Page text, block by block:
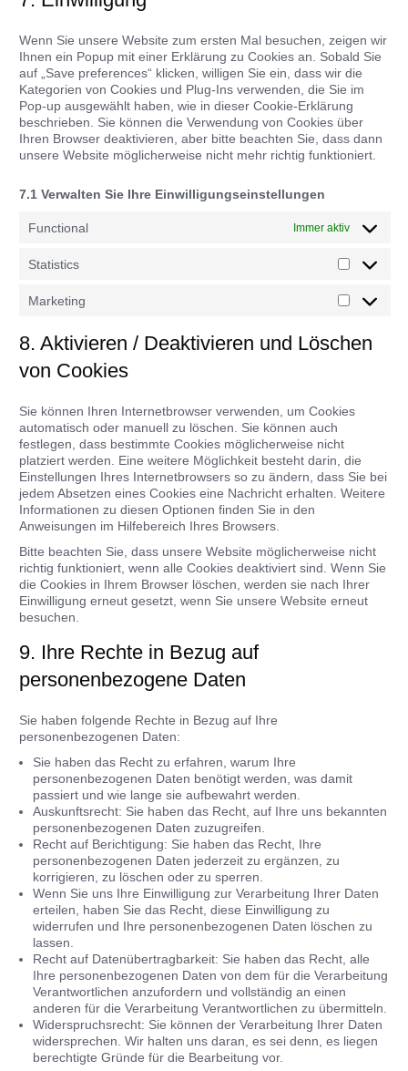
Wenn Sie unsere Website zum ersten Mal besuchen, zeigen wir
Ihnen ein Popup mit einer Erklärung zu Cookies an. Sobald Sie
auf „Save preferences“ klicken, willigen Sie ein, dass wir die
Kategorien von Cookies und Plug-Ins verwenden, die Sie im
Pop-up ausgewählt haben, wie in dieser Cookie-Erklärung
beschrieben. Sie können die Verwendung von Cookies über
Ihren Browser deaktivieren, aber bitte beachten Sie, dass dann
unsere Website möglicherweise nicht mehr richtig funktioniert.
7.1 Verwalten Sie Ihre Einwilligungseinstellungen
Functional Immer aktiv
Statistics
Statistics
Marketing
Marketing
8. Aktivieren / Deaktivieren und Löschen
von Cookies
Sie können Ihren Internetbrowser verwenden, um Cookies
automatisch oder manuell zu löschen. Sie können auch
festlegen, dass bestimmte Cookies möglicherweise nicht
platziert werden. Eine weitere Möglichkeit besteht darin, die
Einstellungen Ihres Internetbrowsers so zu ändern, dass Sie bei
jedem Absetzen eines Cookies eine Nachricht erhalten. Weitere
Informationen zu diesen Optionen finden Sie in den
Anweisungen im Hilfebereich Ihres Browsers.
Bitte beachten Sie, dass unsere Website möglicherweise nicht
richtig funktioniert, wenn alle Cookies deaktiviert sind. Wenn Sie
die Cookies in Ihrem Browser löschen, werden sie nach Ihrer
Einwilligung erneut gesetzt, wenn Sie unsere Website erneut
besuchen.
9. Ihre Rechte in Bezug auf
personenbezogene Daten
Sie haben folgende Rechte in Bezug auf Ihre
personenbezogenen Daten:
Sie haben das Recht zu erfahren, warum Ihre
personenbezogenen Daten benötigt werden, was damit
passiert und wie lange sie aufbewahrt werden.
Auskunftsrecht: Sie haben das Recht, auf Ihre uns bekannten
personenbezogenen Daten zuzugreifen.
Recht auf Berichtigung: Sie haben das Recht, Ihre
personenbezogenen Daten jederzeit zu ergänzen, zu
korrigieren, zu löschen oder zu sperren.
Wenn Sie uns Ihre Einwilligung zur Verarbeitung Ihrer Daten
erteilen, haben Sie das Recht, diese Einwilligung zu
widerrufen und Ihre personenbezogenen Daten löschen zu
lassen.
Recht auf Datenübertragbarkeit: Sie haben das Recht, alle
Ihre personenbezogenen Daten von dem für die Verarbeitung
Verantwortlichen anzufordern und vollständig an einen
anderen für die Verarbeitung Verantwortlichen zu übermitteln.
Widerspruchsrecht: Sie können der Verarbeitung Ihrer Daten
widersprechen. Wir halten uns daran, es sei denn, es liegen
berechtigte Gründe für die Bearbeitung vor.